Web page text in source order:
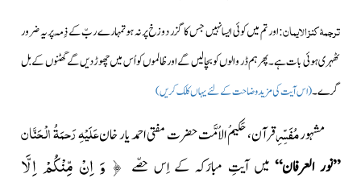
ترجمۂ کنز الایمان:اور تم میں کوئی ایسا نہیں جس کا گزر دوزخ پر نہ ہو تمہارے ربّ کے ذِمّہ پر یہ ضرور
ٹھہری ہوئی بات ہے۔ پھر ہم ڈر والوں کو بچا لیں گے اور ظالموں کو اُس میں چھوڑ دیں گے گھٹنوں کے بل
گرے۔(اس آیت کی مزید وضاحت کے لئے یہاں کلک کریں)
مشہورمُفَسِّرِقرآن، حَکیمُ الاُمَّت حضرت مفتی احمد یار خانعَلَیْہِ رَحمَۃُ الْحَنَّان
”نور العرفان“میں آیتِ مبارَکہ کے اِس حصّے ﴿ وَ اِنْ مِّنْكُمْ اِلَّا